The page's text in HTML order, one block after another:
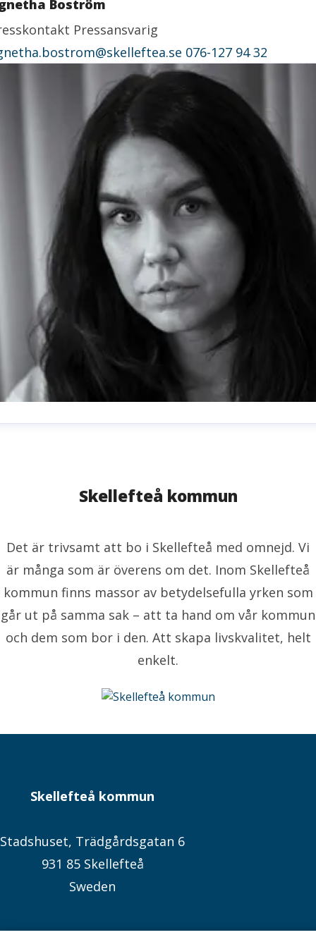
Boström
Pressansvarig
076-127 94 32
Skellefteå kommun
Det är trivsamt att bo i Skellefteå med omnejd. Vi
är många som är överens om det. Inom Skellefteå
kommun finns massor av betydelsefulla yrken som
går ut på samma sak – att ta hand om vår kommun
och dem som bor i den. Att skapa livskvalitet, helt
enkelt.
Skellefteå kommun
Stadshuset, Trädgårdsgatan 6
931 85 Skellefteå
Sweden